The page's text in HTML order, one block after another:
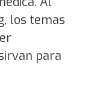
los temas
para